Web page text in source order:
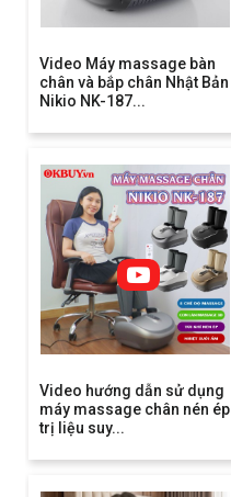
Video Máy massage bàn
chân và bắp chân Nhật Bản
Nikio NK-187...
Video hướng dẫn sử dụng
máy massage chân nén ép
trị liệu suy...